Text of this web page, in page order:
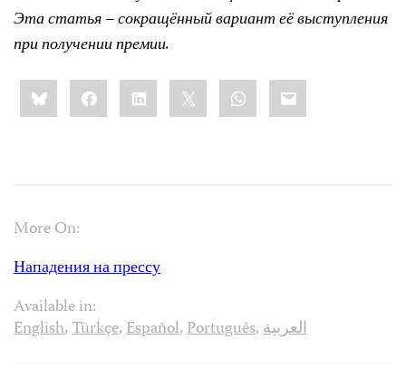
Эта статья – сокращённый вариант её выступления
при получении премии.
Share
this:BlueskyFacebookLinkedIn WhatsApp
Email
More On:
Нападения на прессу
Available in:
English,Türkçe,Español,Português,العربية